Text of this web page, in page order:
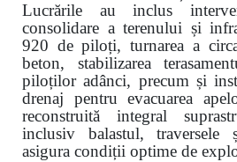
Lucrările au inclus
consolidare a terenului și
920 de piloți, turnarea a
beton, stabilizarea
piloților adânci, precum și
drenaj pentru evacuarea
reconstruită integral
inclusiv balastul,
asigura condiții optime de